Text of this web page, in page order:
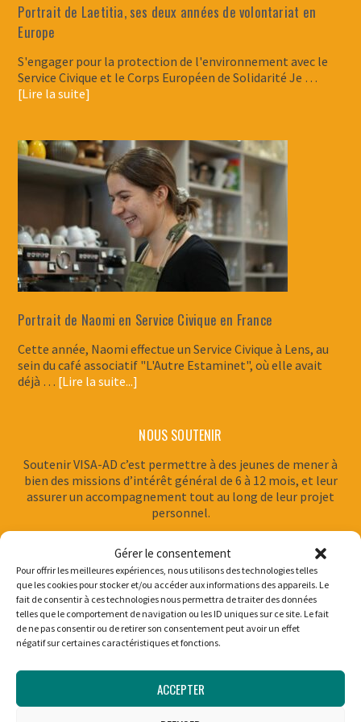
Gérer le consentement
Pour offrir les meilleures expériences, nous utilisons des technologies telles
que les cookies pour stocker et/ou accéder aux informations des appareils. Le
fait de consentir à ces technologies nous permettra de traiter des données
telles que le comportement de navigation ou les ID uniques sur ce site. Le fait
de ne pas consentir ou de retirer son consentement peut avoir un effet
négatif sur certaines caractéristiques et fonctions.
ACCEPTER
Portrait de Laetitia, ses deux années de volontariat en
Europe
S'engager pour la protection de l'environnement avec le
Service Civique et le Corps Européen de Solidarité Je …
[Lire la suite]
Portrait de Naomi en Service Civique en France
Cette année, Naomi effectue un Service Civique à Lens, au
sein du café associatif "L'Autre Estaminet", où elle avait
déjà … [Lire la suite...]
NOUS SOUTENIR
Soutenir VISA-AD c’est permettre à des jeunes de mener à
bien des missions d’intérêt général de 6 à 12 mois, et leur
assurer un accompagnement tout au long de leur projet
personnel.
S’INSCRIRE À LA NEWSLETTER PARTENAIRES
Partenaires, membres : Inscrivez-vous à la newsletter pour